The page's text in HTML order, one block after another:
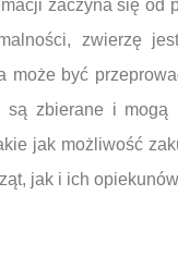
zaczyna się od
zwierzę
może być
są zbierane i mogą
jak możliwość
jak i ich